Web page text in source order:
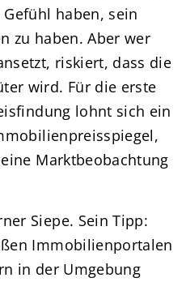
haben, sein
zu haben. Aber wer
riskiert, dass die
wird. Für die erste
lohnt sich ein
Marktbeobachtung
Siepe. Sein Tipp:
Immobilienportalen
in der Umgebung